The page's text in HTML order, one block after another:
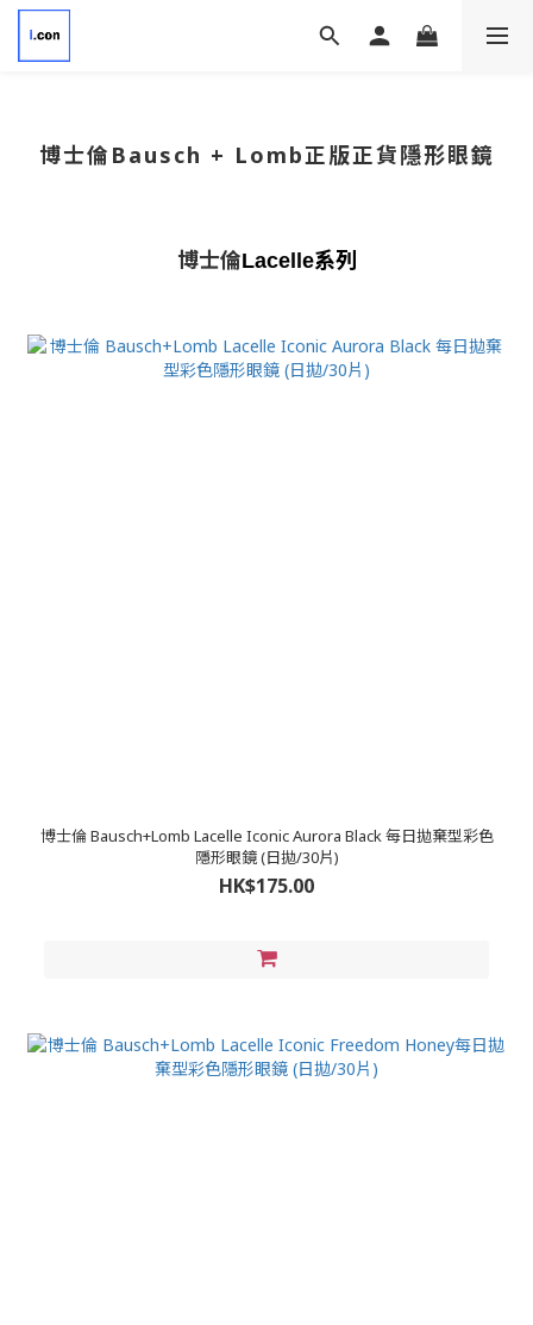
博士倫Bausch + Lomb正版正貨隱形眼鏡
博士倫Lacelle系列
博士倫 Bausch+Lomb Lacelle Iconic Aurora Black 每日拋棄型彩色
隱形眼鏡 (日拋/30片)
HK$175.00